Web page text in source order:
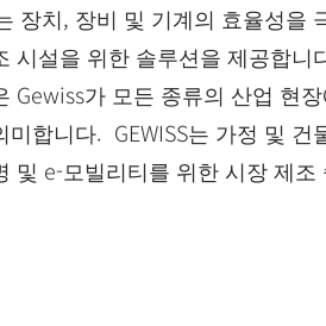
장치, 장비 및 기계의 효율성
시설을 위한 솔루션을 제공합
Gewiss가 모든 종류의 산업 현
미합니다. GEWISS는 가정 및
및 e-모빌리티를 위한 시장 제